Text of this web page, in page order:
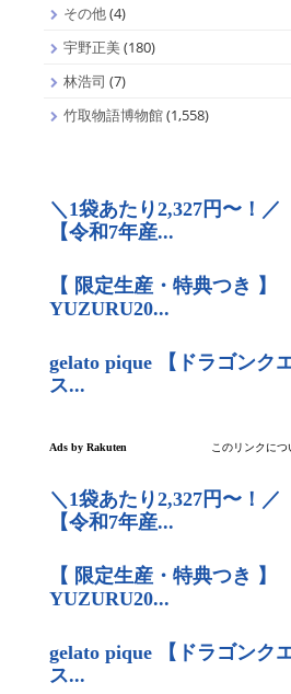
その他(4)
宇野正美(180)
林浩司 (7)
竹取物語博物館(1,558)